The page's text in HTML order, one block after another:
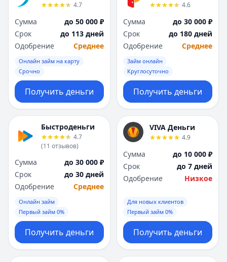
4.7
Сумма
до 50 000 ₽
Срок
до 113 дней
Одобрение
Среднее
Онлайн займ на карту
Срочно
Получить деньги
4.6
Сумма
до 30 000 ₽
Срок
до 180 дней
Одобрение
Среднее
Займ онлайн
Круглосуточно
Получить деньги
Быстроденьги
4.7
(11 отзывов)
Сумма
до 30 000 ₽
Срок
до 30 дней
Одобрение
Среднее
Онлайн займ
Первый займ 0%
Получить деньги
VIVA Деньги
4.9
Сумма
до 10 000 ₽
Срок
до 7 дней
Одобрение
Низкое
Для новых клиентов
Первый займ 0%
Получить деньги